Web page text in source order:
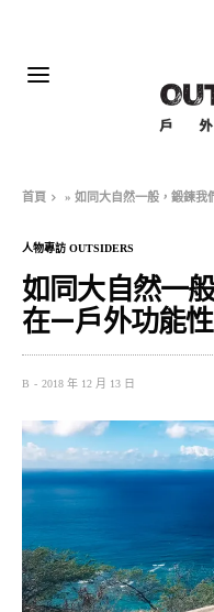
首頁 »如同大自然一般，鍛鍊
人物專訪 OUTSIDERS
如同大自然一
在—戶外功能
B 2018 年 12 月 13 日